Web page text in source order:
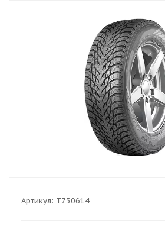
Артикул: T730614